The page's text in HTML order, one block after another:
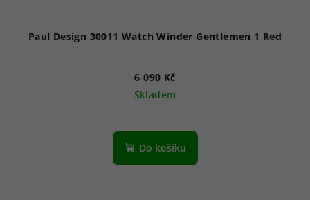
Paul Design 30011 Watch Winder Gentlemen 1 Red
6 090 Kč
Skladem
Do košíku